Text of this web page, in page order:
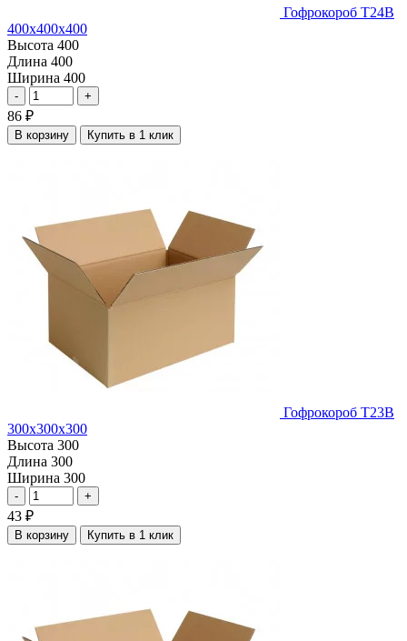
Гофрокороб Т24В
400х400х400
Высота 400
Длина 400
Ширина 400
- +
86 ₽
В корзину Купить в 1 клик
Гофрокороб Т23В
300х300х300
Высота 300
Длина 300
Ширина 300
- +
43 ₽
В корзину Купить в 1 клик